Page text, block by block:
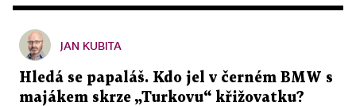
JAN KUBITA
Hledá se papaláš. Kdo jel v černém BMW s
majákem skrze „Turkovu“ křižovatku?